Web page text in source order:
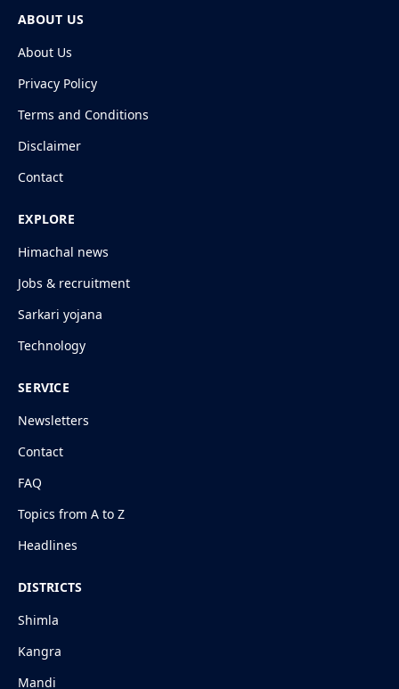
ABOUT US
About Us
Privacy Policy
Terms and Conditions
Disclaimer
Contact
EXPLORE
Himachal news
Jobs & recruitment
Sarkari yojana
Technology
SERVICE
Newsletters
Contact
FAQ
Topics from A to Z
Headlines
DISTRICTS
Shimla
Kangra
Mandi